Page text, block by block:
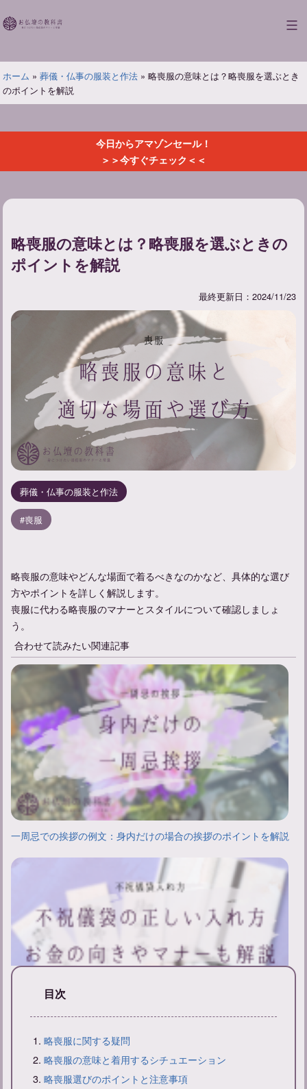
ン
ツ
へ
ス
お
壇
の
教
ホーム » 葬儀・仏事の服装と作法» 略喪服の意味とは？略喪服を選ぶとき
のポイントを解説
今日からアマゾンセール！
＞＞今すぐチェック＜＜
略喪服の意味とは？略喪服を選ぶときの
ポイントを解説
最終更新日：2024/11/23
葬儀・仏事の服装と作法
喪服
略喪服の意味やどんな場面で着るべきなのかなど、具体的な選び
方やポイントを詳しく解説します。
喪服に代わる略喪服のマナーとスタイルについて確認しましょ
う。
合わせて読みたい関連記事
一周忌での挨拶の例文：身内だけの場合の挨拶のポイントを解説
目次
略喪服に関する疑問
略喪服の意味と着用するシチュエーション
略喪服選びのポイントと注意事項